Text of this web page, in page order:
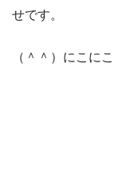
せです。
（＾＾）にこにこ